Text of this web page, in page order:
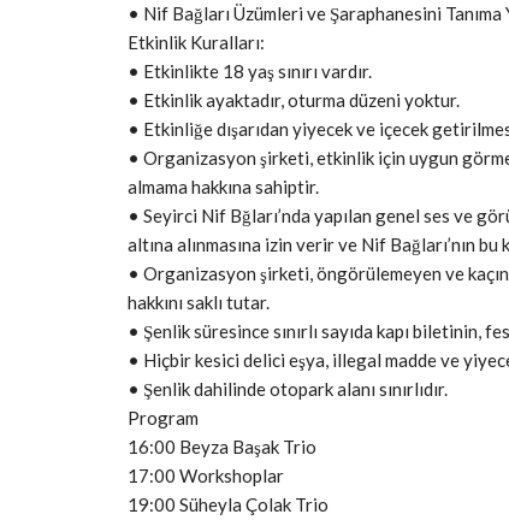
• Nif Bağları Üzümleri ve Şaraphanesini Tanıma
Etkinlik Kuralları:
• Etkinlikte 18 yaş sınırı vardır.
• Etkinlik ayaktadır, oturma düzeni yoktur.
• Etkinliğe dışarıdan yiyecek ve içecek
• Organizasyon şirketi, etkinlik için uygun
almama hakkına sahiptir.
• Seyirci Nif Bğları’nda yapılan genel ses ve
altına alınmasına izin verir ve Nif Bağları’nın
• Organizasyon şirketi, öngörülemeyen ve
hakkını saklı tutar.
• Şenlik süresince sınırlı sayıda kapı biletinin,
• Hiçbir kesici delici eşya, illegal madde ve
• Şenlik dahilinde otopark alanı sınırlıdır.
Program
16:00 Beyza Başak Trio
17:00 Workshoplar
19:00 Süheyla Çolak Trio